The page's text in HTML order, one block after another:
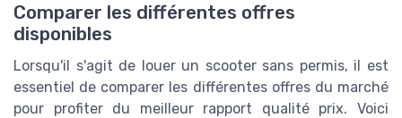
Comparer les différentes offres
disponibles
Lorsqu'il s'agit de louer un scooter sans permis, il est
essentiel de comparer les différentes offres du marché
pour profiter du meilleur rapport qualité prix. Voici